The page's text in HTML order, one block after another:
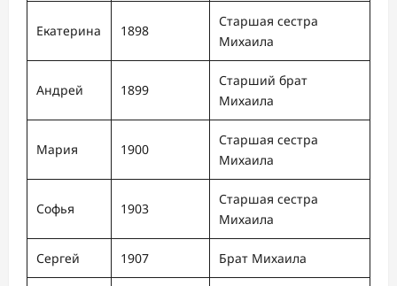
Екатерина 1898
Старшая сестра
Михаила
Андрей 1899
Старший брат
Михаила
Мария 1900
Старшая сестра
Михаила
Софья 1903
Старшая сестра
Михаила
Сергей 1907 Брат Михаила